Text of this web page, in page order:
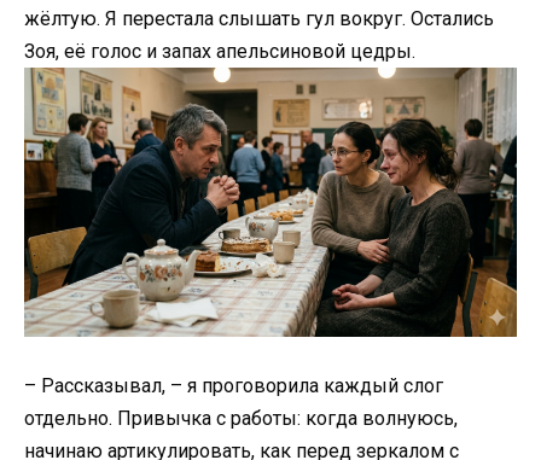
жёлтую. Я перестала слышать гул вокруг. Остались
Зоя, её голос и запах апельсиновой цедры.
– Рассказывал, – я проговорила каждый слог
отдельно. Привычка с работы: когда волнуюсь,
начинаю артикулировать, как перед зеркалом с